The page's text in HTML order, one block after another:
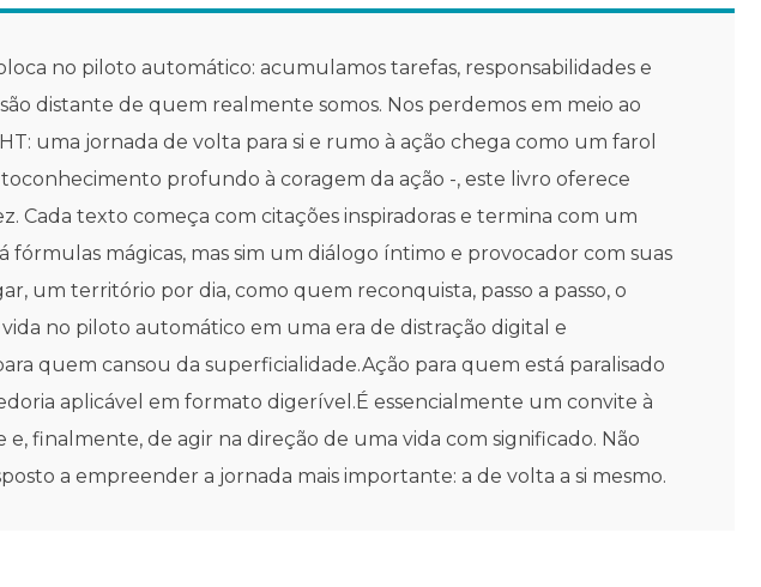
no piloto automático: acumulamos tarefas, responsabilidades e
distante de quem realmente somos. Nos perdemos em meio ao
uma jornada de volta para si e rumo à ação chega como um farol
profundo à coragem da ação -, este livro oferece
Cada texto começa com citações inspiradoras e termina com um
mágicas, mas sim um diálogo íntimo e provocador com suas
um território por dia, como quem reconquista, passo a passo, o
no piloto automático em uma era de distração digital e
quem cansou da superficialidade.Ação para quem está paralisado
aplicável em formato digerível.É essencialmente um convite à
finalmente, de agir na direção de uma vida com significado. Não
a empreender a jornada mais importante: a de volta a si mesmo.